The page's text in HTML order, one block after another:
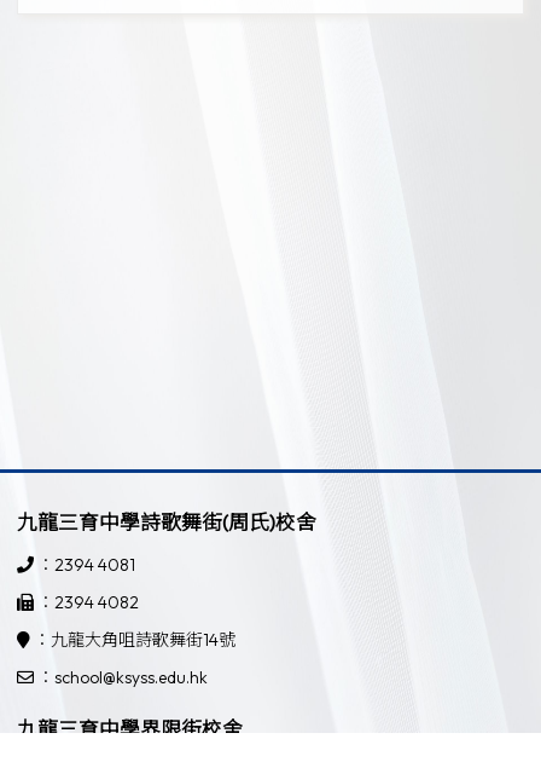
九龍三育中學詩歌舞街(周氏)校舍
：2394 4081
：2394 4082
：九龍大角咀詩歌舞街14號
：school@ksyss.edu.hk
九龍三育中學界限街校舍